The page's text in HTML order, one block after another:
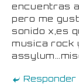
encuentras
pero me
sonido x,es
musica rock
Responder